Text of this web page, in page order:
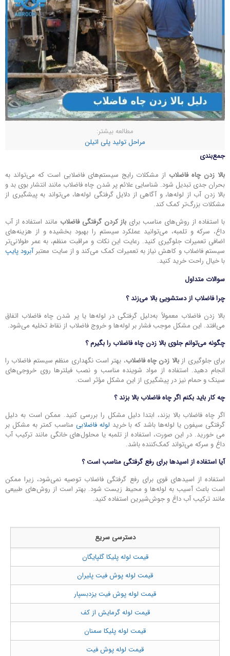
مطالعه بیشتر:
مراحل تولید پلی اتیلن
جمع‌بندی
بالا زدن چاه فاضلاب از مشکلات رایج سیستم‌های فاضلابی است که می‌تواند به
بحران جدی تبدیل شود. شناسایی علائم پر شدن چاه فاضلاب مانند انتشار بوی بد و
بالا زدن آب از لوله‌ها، و آگاهی از دلایل گرفتگی لوله‌ها، می‌تواند به پیشگیری از
مشکلات بزرگ‌تر کمک کند.
با استفاده از روش‌های مناسب برای باز کردن گرفتگی فاضلاب مانند استفاده از آب
داغ، سرکه و تلمبه، می‌توانید عملکرد سیستم را بهبود بخشیده و از هزینه‌های
اضافی تعمیرات جلوگیری کنید. رعایت این نکات و مراقبت منظم، به عمر طولانی‌تر
سیستم فاضلاب و کاهش نیاز به تعمیرات کمک می‌کند و از سایت معتبرآبرود پایپ
با خیال راحت خرید کنید.
سوالات متداول
چرافاضلاب از دستشویی بالا می‌زند؟
بالا زدن فاضلاب معمولاً به‌دلیل گرفتگی در لوله‌ها یا پر شدن چاه فاضلاب اتفاق
می‌افتد. این مشکل موجب فشار بر لوله‌ها و خروج فاضلاب از نقاط تخلیه می‌شود.
چگونه می‌توانم جلوی بالا زدن چاه فاضلاب را بگیرم ؟
برای جلوگیری ازبالا زدن چاه فاضلاب، بهتر است نگهداری منظم سیستم فاضلاب را
انجام دهید. استفاده از مواد شوینده مناسب و نصب فیلترها روی خروجی‌های
سینک و حمام نیز در پیشگیری از این مشکل مؤثر است.
چه کار باید بکنم اگرچاه فاضلاب بالا بزند؟
اگر چاه فاضلاب بالا بزند، ابتدا دلیل مشکل را بررسی کنید. ممکن است به دلیل
گرفتگی سیفون یا لوله‌ها باشد که با خرید لوله فاضلابی مناسب کمتر به مشکل بر
می خورید. در این صورت، استفاده از تلمبه یا محلول‌های خانگی مانند ترکیب آب
داغ و سرکه می‌تواند کمک‌کننده باشد.
آیااستفاده از اسیدهابرای رفع گرفتگی مناسب است ؟
استفاده از اسیدهای قوی برای رفع گرفتگی فاضلاب توصیه نمی‌شود، زیرا ممکن
است باعث آسیب به لوله‌ها و محیط زیست شود. بهتر است از روش‌های طبیعی
مانند ترکیب آب داغ و جوش‌شیرین استفاده کنید.
دسترسی سریع
قیمت لوله پلیکا گلپایگان
قیمت لوله پوش فیت پلیران
قیمت لوله پوش فیت یزدبسپار
قیمت لوله گرمایش از کف
قیمت لوله پلیکا سمنان
قیمت لوله پوش فیت